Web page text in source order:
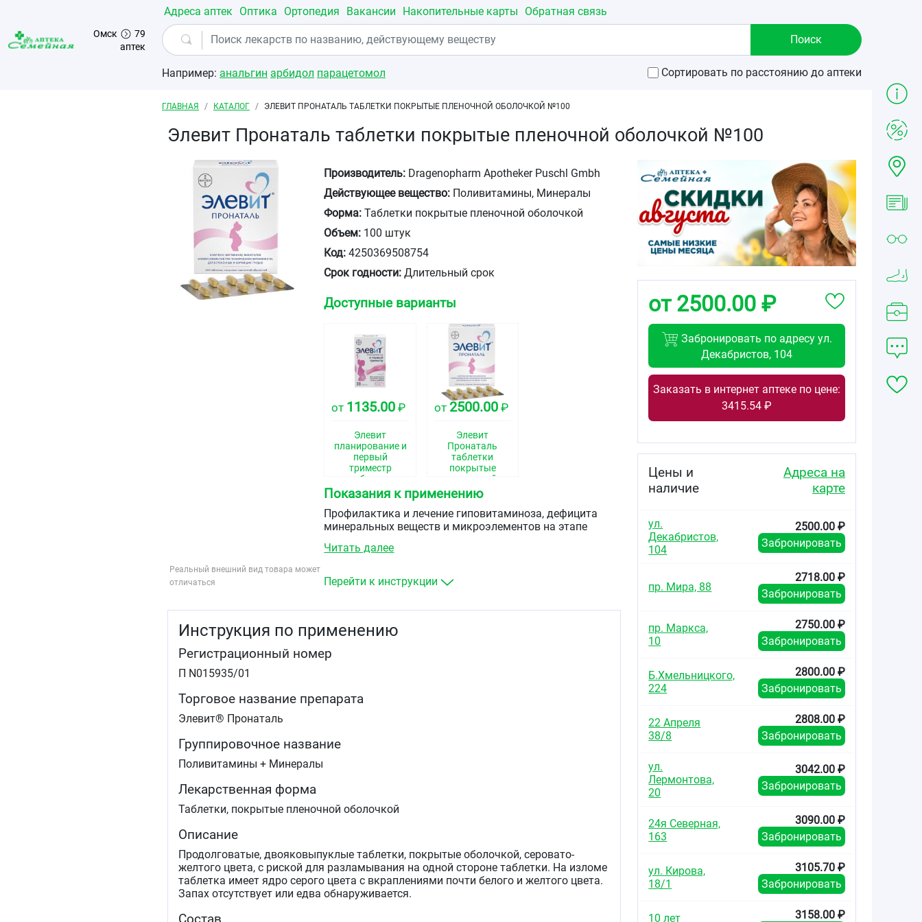
Перейти к основному содержанию
Омск
79
аптек
Адреса аптек Оптика Ортопедия Вакансии Накопительные карты Обратная связь
Например: анальгин арбидол парацетомол Сортировать по расстоянию до аптеки
Строка навигации
ГЛАВНАЯ КАТАЛОГ ЭЛЕВИТ ПРОНАТАЛЬ ТАБЛЕТКИ ПОКРЫТЫЕ ПЛЕНОЧНОЙ ОБОЛОЧКОЙ №100
Элевит Пронаталь таблетки покрытые пленочной оболочкой №100
Реальный внешний вид товара может
отличаться
Производитель: Dragenopharm Apotheker Puschl Gmbh
Действующее вещество: Поливитамины, Минералы
Форма: Таблетки покрытые пленочной оболочкой
Объем: 100 штук
Код: 4250369508754
Срок годности: Длительный срок
Доступные варианты
от 1135.00 ₽
Элевит
планирование и
первый
триместр
таблетки
покрытые
пленочной
оболочкой №30
от 2500.00₽
Элевит
Пронаталь
таблетки
покрытые
пленочной
оболочкой
№100
Показания к применению
Профилактика и лечение гиповитаминоза, дефицита
минеральных веществ и микроэлементов на этапе
после родов и в период грудного вскармливания.
Читать далее
Перейти к инструкции
Инструкция по применению
Регистрационный номер
П N015935/01
Торговое название препарата
Элевит® Пронаталь
Группировочное название
Поливитамины + Минералы
Лекарственная форма
Таблетки, покрытые пленочной оболочкой
Описание
Продолговатые, двояковыпуклые таблетки, покрытые оболочкой, серовато-
желтого цвета, с риской для разламывания на одной стороне таблетки. На изломе
таблетка имеет ядро серого цвета с вкраплениями почти белого и желтого цвета.
Запах отсутствует или едва обнаруживается.
от 2500.00 ₽
Забронировать по адресу ул.
Декабристов, 104
Заказать в интернет аптеке по цене:
3415.54 ₽
Цены и
наличие
Адреса на
карте
ул.
Декабристов,
104
2500.00 ₽
Забронировать
пр. Мира, 88
2718.00 ₽
Забронировать
пр. Маркса,
10
2750.00 ₽
Забронировать
Б.Хмельницкого,
224
2800.00 ₽
Забронировать
22 Апреля
38/8
2808.00 ₽
Забронировать
ул.
Лермонтова,
20
3042.00 ₽
Забронировать
24я Северная,
163
3090.00 ₽
Забронировать
ул. Кирова,
18/1
3105.70 ₽
Забронировать
10 лет
3158.00 ₽